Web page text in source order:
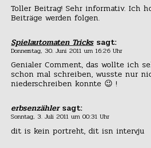
Toller Beitrag! Sehr informativ. Ich
Beiträge werden folgen.
Spielautomaten Tricks sagt:
Donnerstag, 30. Juni 2011 um 16:26 Uhr
Genialer Comment, das wollte ich
schon mal schreiben, wusste nur
niederschreiben konnte 😉 !
erbsenzähler sagt:
Sonntag, 3. Juli 2011 um 00:31 Uhr
dit is kein portreht, dit isn intervju